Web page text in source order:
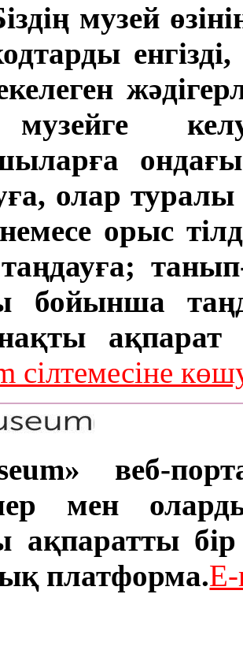
музей
олар туралы
орыс
бойынша
ақпарат
сілтемесіне
веб-
мен
ақпаратты бір
платформа.